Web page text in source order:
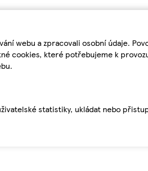
webu a zpracovali osobní údaje.
cookies, které potřebujeme k
statistiky, ukládat nebo